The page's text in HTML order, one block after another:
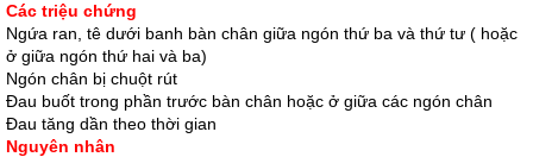
Các triệu chứng
Ngứa ran, tê dưới banh bàn chân giữa ngón thứ ba và thứ tư ( hoặc
ở giữa ngón thứ hai và ba)
Ngón chân bị chuột rút
Đau buốt trong phần trước bàn chân hoặc ở giữa các ngón chân
Đau tăng dần theo thời gian
Nguyên nhân